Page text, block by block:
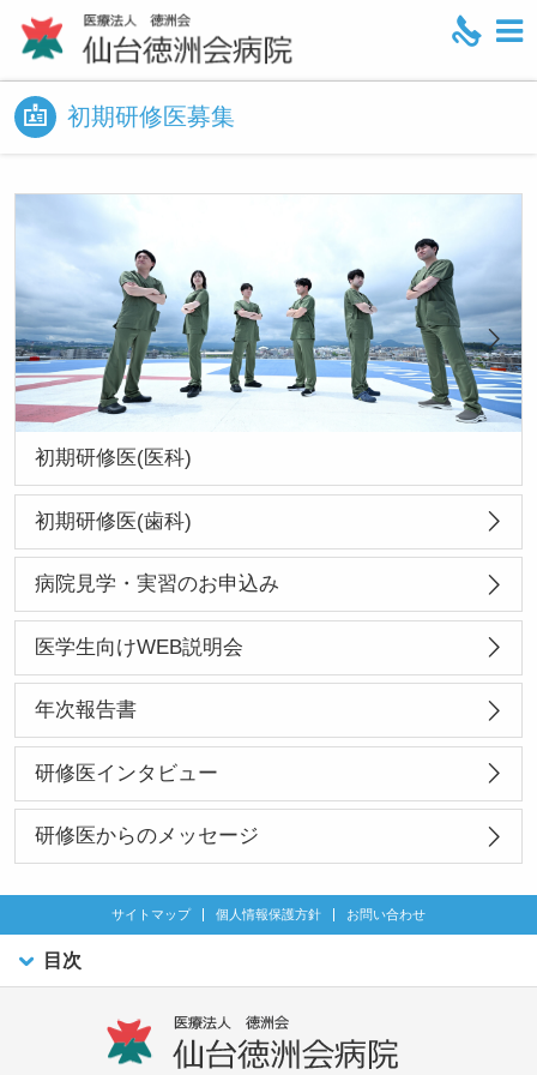
e
初期研修医募集
初期研修医(医科)
初期研修医(歯科)
病院見学・実習のお申込み
医学生向けWEB説明会
年次報告書
研修医インタビュー
研修医からのメッセージ
サイトマップ 個人情報保護方針 お問い合わせ
目次